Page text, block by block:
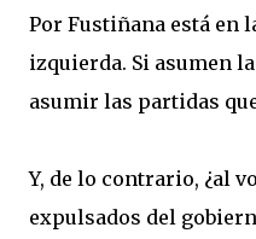
Por Fustiñana está en
izquierda. Si asumen
asumir las partidas
Y, de lo contrario, ¿al
expulsados del